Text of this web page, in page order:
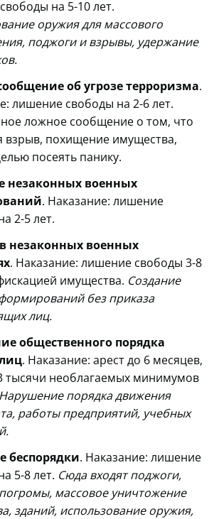
на 5-10 лет.
оружия для массового
поджоги и взрывы, удержание
об угрозе терроризма.
лишение свободы на 2-6 лет.
ложное сообщение о том, что
взрыв, похищение имущества,
посеять панику.
незаконных военных
. Наказание: лишение
2-5 лет.
незаконных военных
. Наказание: лишение свободы 3-8
имущества. Создание
без приказа
лиц.
общественного порядка
. Наказание: арест до 6 месяцев,
тысячи необлагаемых минимумов
Нарушение порядка движения
работы предприятий, учебных
беспорядки. Наказание: лишение
5-8 лет. Сюда входят поджоги,
массовое уничтожение
зданий, использование оружия,